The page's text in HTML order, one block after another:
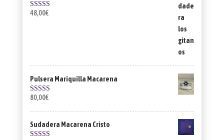
Valorado con
48,00€
Pulsera Mariquilla Macarena
Valorado con
80,00€
Sudadera Macarena Cristo